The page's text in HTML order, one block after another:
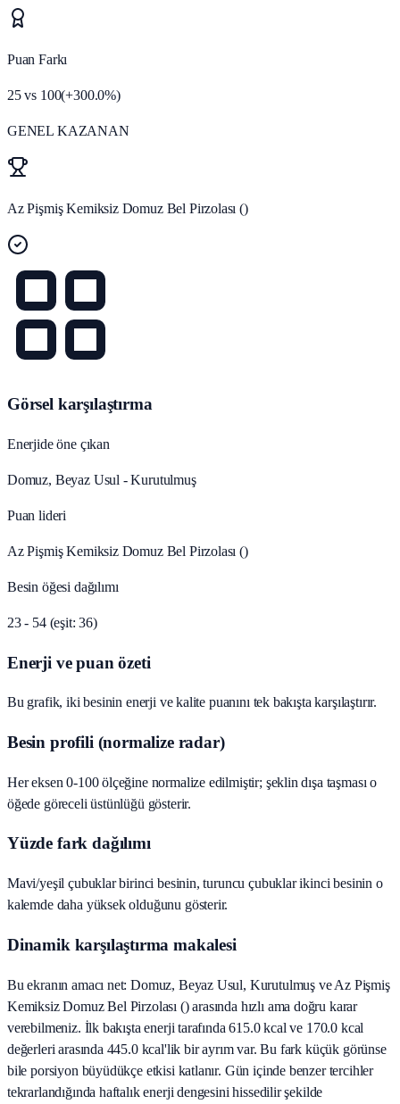
Puan Farkı
25vs 100(+300.0%)
GENEL KAZANAN
Az Pişmiş Kemiksiz Domuz Bel Pirzolası ()
Görsel karşılaştırma
Enerjide öne çıkan
Domuz, Beyaz Usul - Kurutulmuş
Puan lideri
Az Pişmiş Kemiksiz Domuz Bel Pirzolası ()
Besin öğesi dağılımı
23 - 54 (eşit: 36)
Enerji ve puan özeti
Bu grafik, iki besinin enerji ve kalite puanını tek bakışta karşılaştırır.
Besin profili (normalize radar)
Her eksen 0-100 ölçeğine normalize edilmiştir; şeklin dışa taşması o
öğede göreceli üstünlüğü gösterir.
Yüzde fark dağılımı
Mavi/yeşil çubuklar birinci besinin, turuncu çubuklar ikinci besinin o
kalemde daha yüksek olduğunu gösterir.
Dinamik karşılaştırma makalesi
Bu ekranın amacı net: Domuz, Beyaz Usul, Kurutulmuş ve Az Pişmiş
Kemiksiz Domuz Bel Pirzolası () arasında hızlı ama doğru karar
verebilmeniz. İlk bakışta enerji tarafında 615.0 kcal ve 170.0 kcal
değerleri arasında 445.0 kcal'lik bir ayrım var. Bu fark küçük görünse
bile porsiyon büyüdükçe etkisi katlanır. Gün içinde benzer tercihler
tekrarlandığında haftalık enerji dengesini hissedilir şekilde